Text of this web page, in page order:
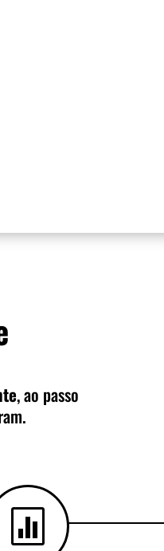
, ao passo
